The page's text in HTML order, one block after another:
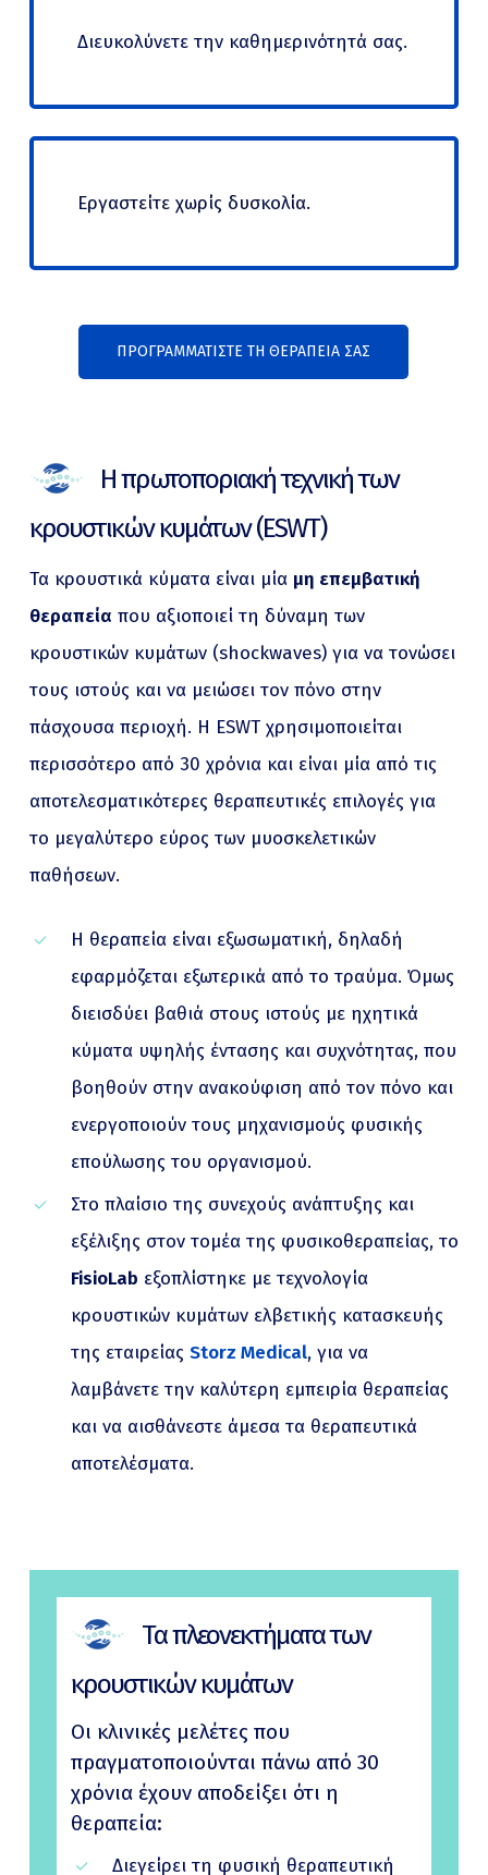
Διευκολύνετε την καθημερινότητά σας.
Εργαστείτε χωρίς δυσκολία.
ΠΡΟΓΡΑΜΜΑΤΙΣΤΕ ΤΗ ΘΕΡΑΠΕΙΑ ΣΑΣ
Η πρωτοποριακή τεχνική των
κρουστικών κυμάτων (ESWT)
Τα κρουστικά κύματα είναι μία μη επεμβατική
θεραπεία που αξιοποιεί τη δύναμη των
κρουστικών κυμάτων (shockwaves) για να τονώσει
τους ιστούς και να μειώσει τον πόνο στην
πάσχουσα περιοχή. Η ESWT χρησιμοποιείται
περισσότερο από 30 χρόνια και είναι μία από τις
αποτελεσματικότερες θεραπευτικές επιλογές για
το μεγαλύτερο εύρος των μυοσκελετικών
παθήσεων.
Η θεραπεία είναι εξωσωματική, δηλαδή
εφαρμόζεται εξωτερικά από το τραύμα. Όμως
διεισδύει βαθιά στους ιστούς με ηχητικά
κύματα υψηλής έντασης και συχνότητας, που
βοηθούν στην ανακούφιση από τον πόνο και
ενεργοποιούν τους μηχανισμούς φυσικής
επούλωσης του οργανισμού.
Στο πλαίσιο της συνεχούς ανάπτυξης και
εξέλιξης στον τομέα της φυσικοθεραπείας, το
FisioLab εξοπλίστηκε με τεχνολογία
κρουστικών κυμάτων ελβετικής κατασκευής
της εταιρείας Storz Medical, για να
λαμβάνετε την καλύτερη εμπειρία θεραπείας
και να αισθάνεστε άμεσα τα θεραπευτικά
αποτελέσματα.
Τα πλεονεκτήματα των
κρουστικών κυμάτων
Οι κλινικές μελέτες που
πραγματοποιούνται πάνω από 30
χρόνια έχουν αποδείξει ότι η
θεραπεία:
Διεγείρει τη φυσική θεραπευτική